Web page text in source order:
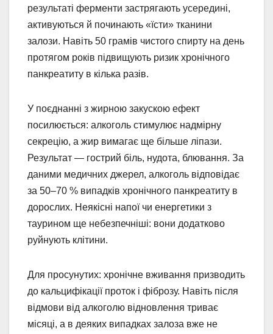
результаті ферменти застрягають усередині,
активуються й починають «їсти» тканини
залози. Навіть 50 грамів чистого спирту на день
протягом років підвищують ризик хронічного
панкреатиту в кілька разів.
У поєднанні з жирною закускою ефект
посилюється: алкоголь стимулює надмірну
секрецію, а жир вимагає ще більше ліпази.
Результат — гострий біль, нудота, блювання. За
даними медичних джерел, алкоголь відповідає
за 50–70 % випадків хронічного панкреатиту в
дорослих. Неякісні напої чи енергетики з
таурином ще небезпечніші: вони додатково
руйнують клітини.
Для просунутих: хронічне вживання призводить
до кальцифікації проток і фіброзу. Навіть після
відмови від алкоголю відновлення триває
місяці, а в деяких випадках залоза вже не